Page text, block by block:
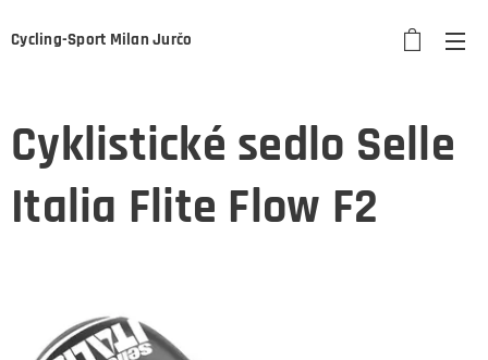
Cycling-Sport Milan Jurčo
Cyklistické sedlo Selle
Italia Flite Flow F2